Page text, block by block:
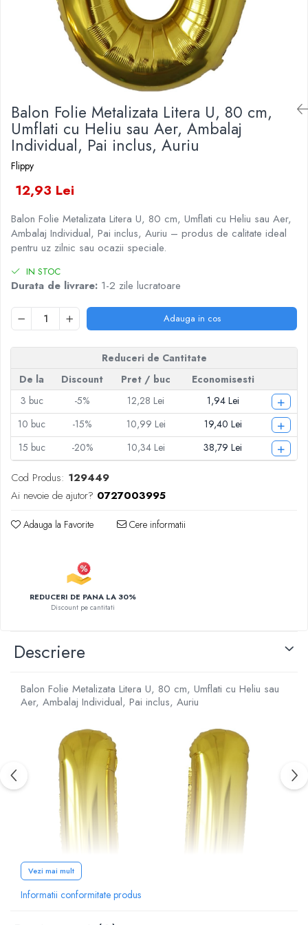
Veselă pentru Masă
Articole pentru Casa si Curatenie
Accesorii Ingrijire Casa
Lumanari
Maturi, Perii, Mopuri si Galeti
Perne Voiaj, Paturi si Textile
Produse Curatenie
Produse ingrijire incaltaminte
Steaguri
Tapet 3D Autoadeziv
Uscatoare si Standere Haine
Articole pentru Iluminat
Articole si, Echipamente pentru
Transport şi Ridicat
Pelerine, Umbrele si Accesorii
Videoproiectoare
Baloane Latex
Baloane si Accesorii Absolvire
Baloane si Accesorii Halloween
Costume si Deghizare
Fete Masa si Perdele Franjurate
Lumanari si Toppere
Seturi si Arcade Baloane
Tematica Nunta
Iluminat Festiv
Instalatii de Craciun
Kendama Rubber Grip V3 Cupe
Kendama Silken V3 King Size
Kendama Super Sticky V2 Cupe
Balon Folie Metalizata Litera U, 80 cm,
Umflati cu Heliu sau Aer, Ambalaj
Individual, Pai inclus, Auriu
Flippy
12,93 Lei
Balon Folie Metalizata Litera U, 80 cm, Umflati cu Heliu sau Aer,
Ambalaj Individual, Pai inclus, Auriu – produs de calitate ideal
pentru uz zilnic sau ocazii speciale.
IN STOC
Durata de livrare: 1-2 zile lucratoare
Adauga in cos
Reduceri de Cantitate
De la
Discount Pret / buc
Economisesti
3 buc -5% 12,28 Lei 1,94 Lei +
10 buc -15% 10,99 Lei 19,40 Lei +
15 buc -20% 10,34 Lei 38,79 Lei +
Cod Produs: 129449
Ai nevoie de ajutor? 0727003995
Adauga la Favorite Cere informatii
REDUCERI DE PANA LA 30%
Discount pe cantitati
Descriere
Balon Folie Metalizata Litera U, 80 cm, Umflati cu Heliu sau
Aer, Ambalaj Individual, Pai inclus, Auriu
Vezi mai mult
Informatii conformitate produs